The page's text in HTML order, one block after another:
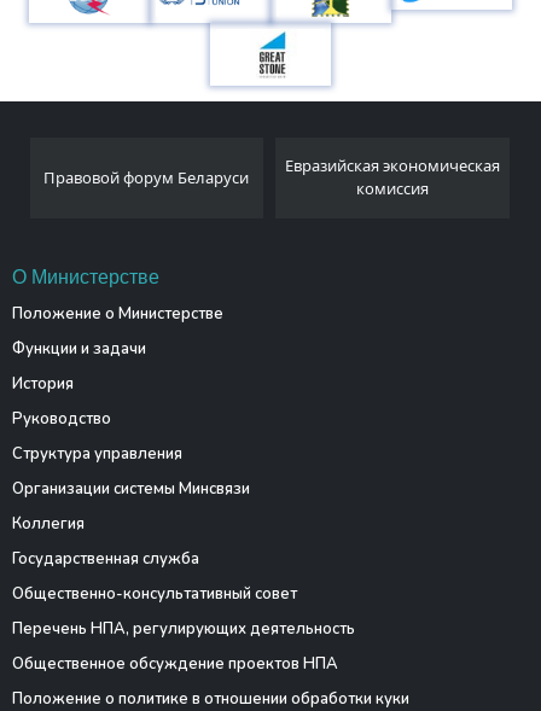
Правовой форум Беларуси
Евразийская экономическая
комиссия
О Министерстве
Положение о Министерстве
Функции и задачи
История
Руководство
Структура управления
Организации системы Минсвязи
Коллегия
Государственная служба
Общественно-консультативный совет
Перечень НПА, регулирующих деятельность
Общественное обсуждение проектов НПА
Положение о политике в отношении обработки куки